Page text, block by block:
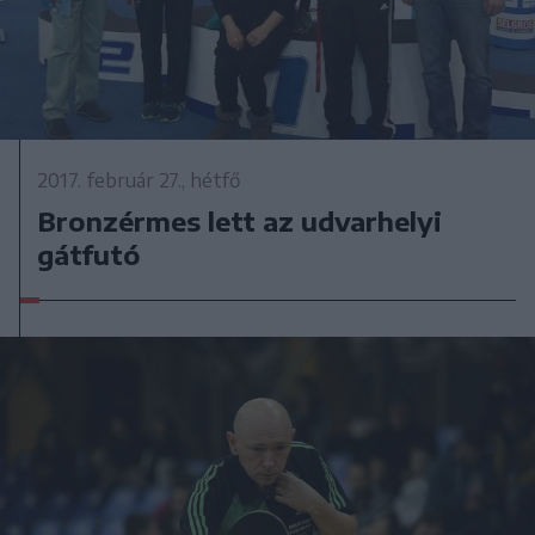
2017. február 27., hétfő
Bronzérmes lett az udvarhelyi
gátfutó